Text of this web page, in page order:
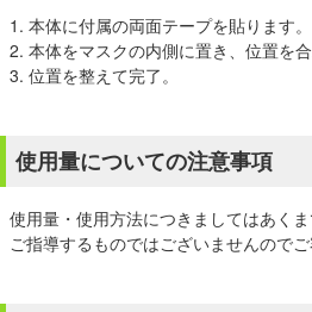
1. 本体に付属の両面テープを貼ります。
2. 本体をマスクの内側に置き、位置を合
3. 位置を整えて完了。
使用量についての注意事項
使用量・使用方法につきましてはあく
ご指導するものではございませんのでご